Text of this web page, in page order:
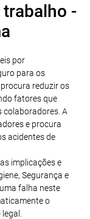
trabalho -
por
para os
reduzir os
fatores que
colaboradores. A
e procura
acidentes de
implicações e
Segurança e
falha neste
o